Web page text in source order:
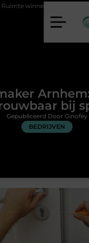
in de slaapkamer met
bij
BEDRIJVEN
Gepubliceerd Door Ginofey